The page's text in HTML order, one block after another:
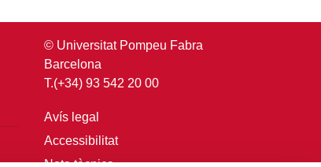
© Universitat Pompeu Fabra
Barcelona
T.(+34) 93 542 20 00
Avís legal
Accessibilitat
Nota tècnica